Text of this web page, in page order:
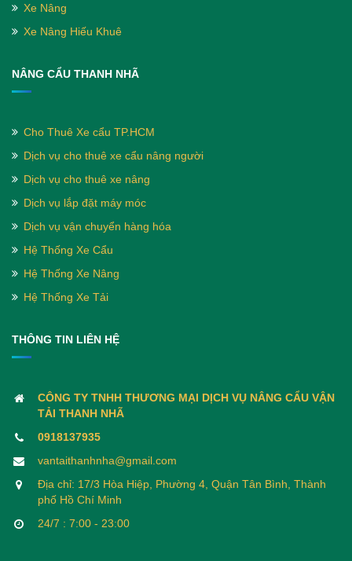
Xe Nâng
Xe Nâng Hiếu Khuê
NÂNG CẨU THANH NHÃ
Cho Thuê Xe cẩu TP.HCM
Dịch vụ cho thuê xe cẩu nâng người
Dịch vụ cho thuê xe nâng
Dịch vụ lắp đặt máy móc
Dịch vụ vận chuyển hàng hóa
Hệ Thống Xe Cẩu
Hệ Thống Xe Nâng
Hệ Thống Xe Tải
THÔNG TIN LIÊN HỆ
CÔNG TY TNHH THƯƠNG MẠI DỊCH VỤ NÂNG CẨU VẬN
TẢI THANH NHÃ
0918137935
vantaithanhnha@gmail.com
Địa chỉ: 17/3 Hòa Hiệp, Phường 4, Quận Tân Bình, Thành
phố Hồ Chí Minh
24/7 : 7:00 - 23:00